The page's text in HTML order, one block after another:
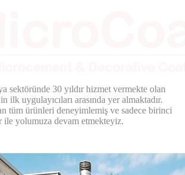
sektöründe 30 yıldır hizmet vermekte olan
ilk uygulayıcıları arasında yer almaktadır.
tüm ürünleri deneyimlemiş ve sadece birinci
ile yolumuza devam etmekteyiz.